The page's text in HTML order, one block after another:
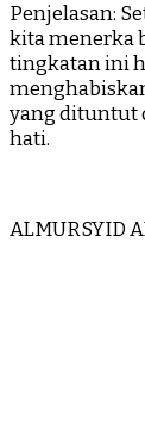
Penjelasan:
kita menerka
tingkatan ini
yang dituntut
hati.
ALMURSYID